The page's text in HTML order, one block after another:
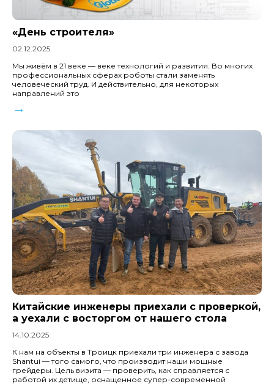
«День строителя»
02.12.2025
Мы живём в 21 веке — веке технологий и развития. Во многих
профессиональных сферах роботы стали заменять
человеческий труд. И действительно, для некоторых
направлений это
→
Китайские инженеры приехали с проверкой,
а уехали с восторгом от нашего стола
14.10.2025
К нам на объекты в Троицк приехали три инженера с завода
Shantui — того самого, что производит наши мощные
грейдеры. Цель визита — проверить, как справляется с
работой их детище, оснащенное супер-современной